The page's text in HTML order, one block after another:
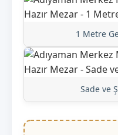
1 Metre
Sade ve